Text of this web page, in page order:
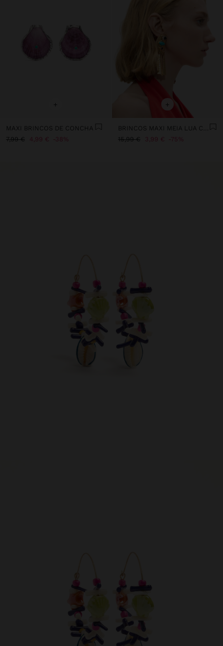
+
MAXI BRINCOS DE CONCHA
7,99 €
4,99 € 38%
+
15,99 €
3,99 € 75%